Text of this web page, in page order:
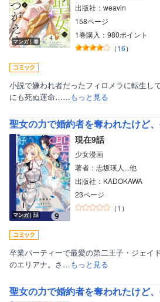
マンガ｜巻
出版社：weavin
158ページ
1巻購入：980ポイント
（16）
小説で嫌われ者だったフィロメラに転生し
にも死ぬ運命……もっと見る
マンガ｜話
現在9話
少女漫画
著者：志坂瑛人...他
出版社：KADOKAWA
23ページ
（1 ）
卒業パーティーで最愛の第二王子・ジェイ
のエリアナ。さ…もっと見る